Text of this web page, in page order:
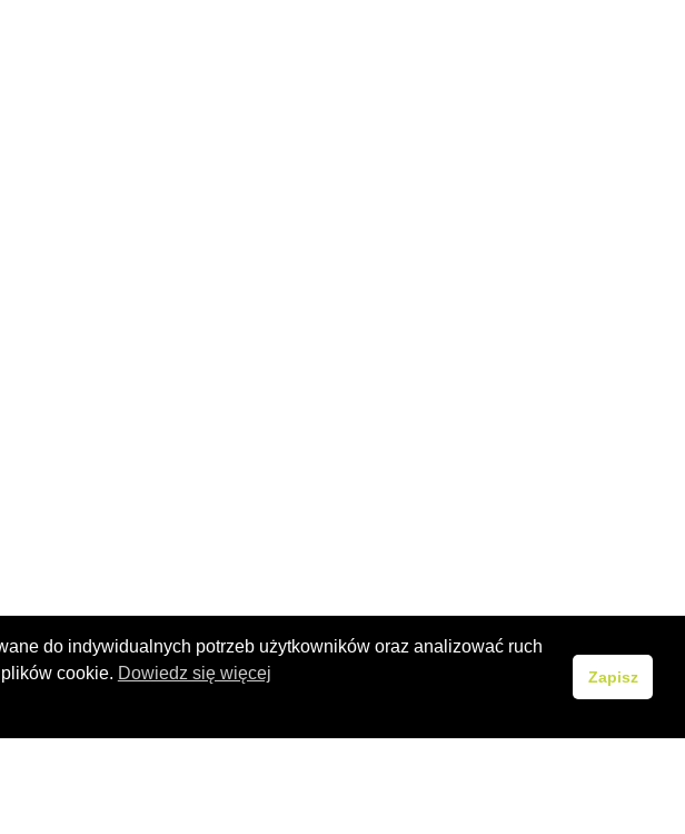
do indywidualnych potrzeb użytkowników oraz analizować ruch
cookie. Dowiedz się więcej Zapisz